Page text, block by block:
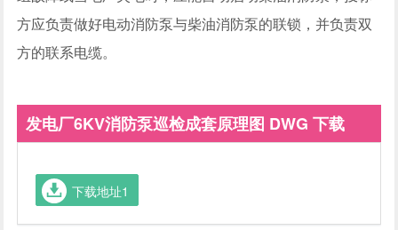
方应负责做好电动消防泵与柴油消防泵的联锁，并负责双
方的联系电缆。
发电厂6KV消防泵巡检成套原理图 DWG 下载
下载地址1